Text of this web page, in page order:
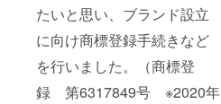
たいと思い、ブランド設立
に向け商標登録手続きなど
を行いました。（商標登
録 第6317849号 ※2020年